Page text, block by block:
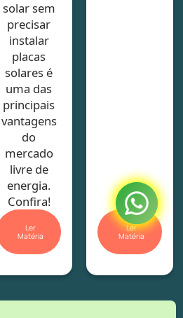
solar sem
precisar
instalar
placas
solares é
uma das
principais
vantagens
do
mercado
livre de
energia.
Confira!
Ler
Matéria
Ler
Matéria